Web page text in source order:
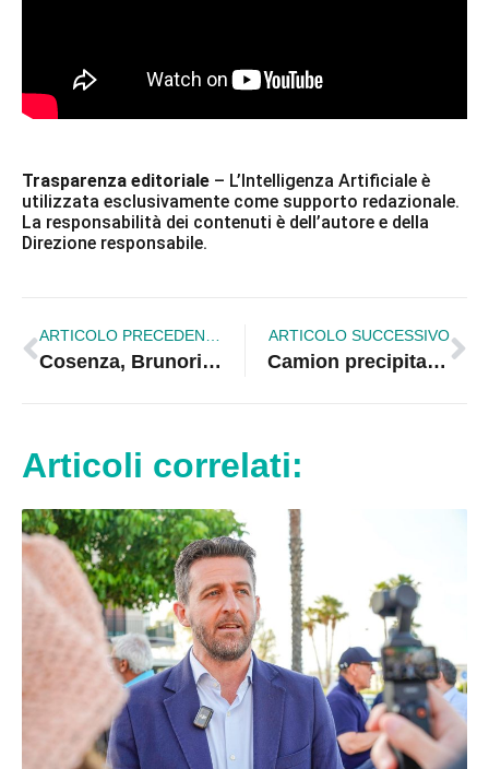
Trasparenza editoriale – L’Intelligenza Artificiale è
utilizzata esclusivamente come supporto redazionale.
La responsabilità dei contenuti è dell’autore e della
Direzione responsabile.
Cosenza, Brunori Sas e gli chef in corsia: showcooking speciale all’Annunziata per i malati oncologici
ARTICOLO SUCCESSIVO
Camion precipita in una scarpata sulla Statale 18: ferito il conducente
Articoli correlati: